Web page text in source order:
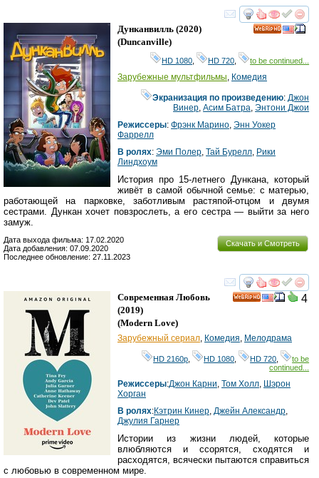
смотреть
Дунканвилль (2020)
(Duncanville)
HD 1080 HD 720 to be continued...
Зарубежные мультфильмы, Комедия
Экранизация по произведению:Джон
Винер,Асим Батра,Энтони Джои
Режиссеры: Фрэнк Марино, Энн Уокер
Фаррелл
В ролях: Эми Полер, Тай Бурелл, Рики
Линдхоум
История про 15-летнего Дункана, который
живёт в самой обычной семье: с матерью,
работающей на парковке, заботливым растяпой-отцом и двумя
сестрами. Дункан хочет повзрослеть, а его сестра — выйти за него
замуж.
Скачать и Смотреть
Дата выхода фильма: 17.02.2020
Дата добавления: 07.09.2020
Последнее обновление: 27.11.2023
смотреть
4
Современная Любовь
(2019)
(Modern Love)
Зарубежный сериал, Комедия, Мелодрама
HD 2160р HD 1080 HD 720
to be
continued...
Режиссеры:Джон Карни, Том Холл, Шэрон
Хорган
В ролях:Кэтрин Кинер, Джейн Александр,
Джулия Гарнер
Истории из жизни людей, которые
влюбляются и ссорятся, сходятся и
расходятся, всячески пытаются справиться
с любовью в современном мире.